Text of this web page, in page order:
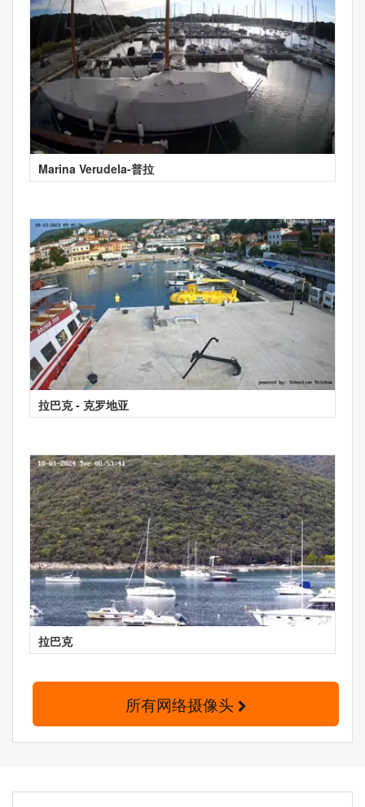
Marina Verudela-普拉
拉巴克 - 克罗地亚
拉巴克
所有网络摄像头